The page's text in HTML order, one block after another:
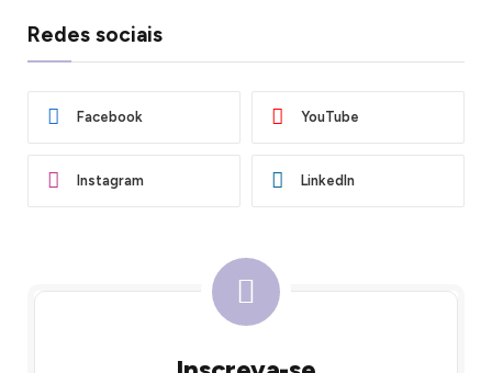
Redes sociais
Facebook YouTube
Instagram LinkedIn